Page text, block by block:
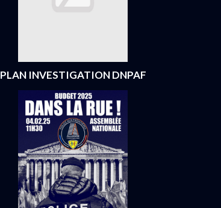
PLAN INVESTIGATION DNPAF